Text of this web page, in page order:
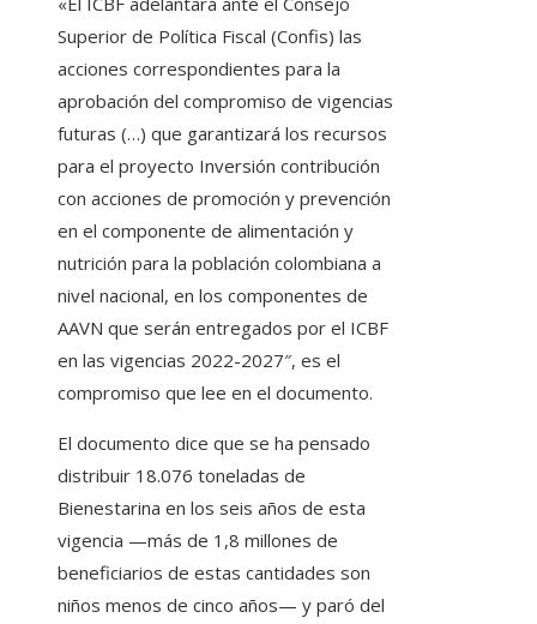
Superior de Política Fiscal (Confis) las
acciones correspondientes para la
aprobación del compromiso de vigencias
futuras (…) que garantizará los recursos
para el proyecto Inversión contribución
con acciones de promoción y prevención
en el componente de alimentación y
nutrición para la población colombiana a
nivel nacional, en los componentes de
AAVN que serán entregados por el ICBF
en las vigencias 2022-2027″, es el
compromiso que lee en el documento.
El documento dice que se ha pensado
distribuir 18.076 toneladas de
Bienestarina en los seis años de esta
vigencia —más de 1,8 millones de
beneficiarios de estas cantidades son
niños menos de cinco años— y paró del